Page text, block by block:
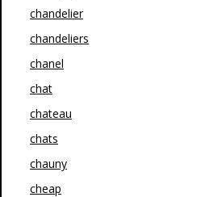
chandelier
chandeliers
chanel
chat
chateau
chats
chauny
cheap